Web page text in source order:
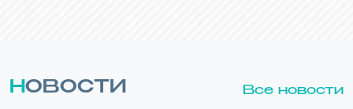
НОВОСТИ Все новости